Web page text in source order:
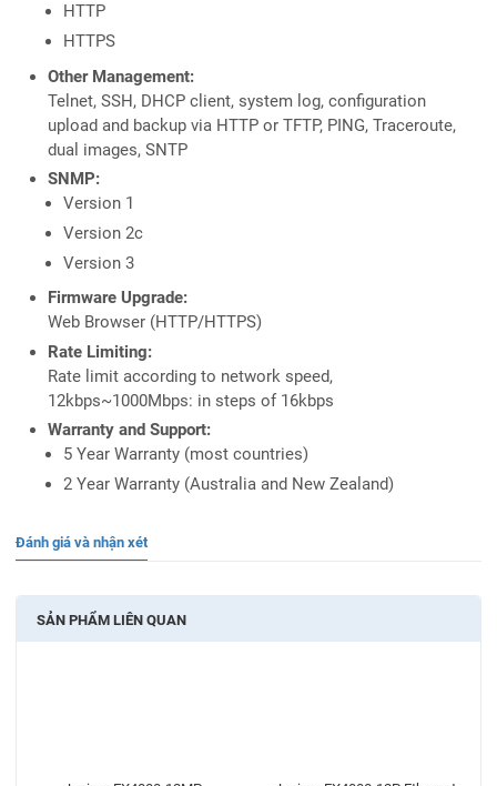
HTTP
HTTPS
Other Management:
Telnet, SSH, DHCP client, system log, configuration
upload and backup via HTTP or TFTP, PING, Traceroute,
dual images, SNTP
SNMP:
Version 1
Version 2c
Version 3
Firmware Upgrade:
Web Browser (HTTP/HTTPS)
Rate Limiting:
Rate limit according to network speed,
12kbps~1000Mbps: in steps of 16kbps
Warranty and Support:
5 Year Warranty (most countries)
2 Year Warranty (Australia and New Zealand)
Đánh giá và nhận xét
SẢN PHẨM LIÊN QUAN